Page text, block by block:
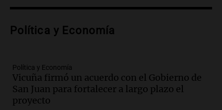
Audio.Lanzamiento del Tigo 7 CSH: el
al mercado argentino
Audio.Perito Moreno recibe la Copa
Mundial de Natación de Invierno con
récords y atletas de 20 países
Amamos Argentina
Política y Economía
Política y Economía
Vicuña firmó un acuerdo con el Gobierno de
San Juan para fortalecer a largo plazo el
proyecto